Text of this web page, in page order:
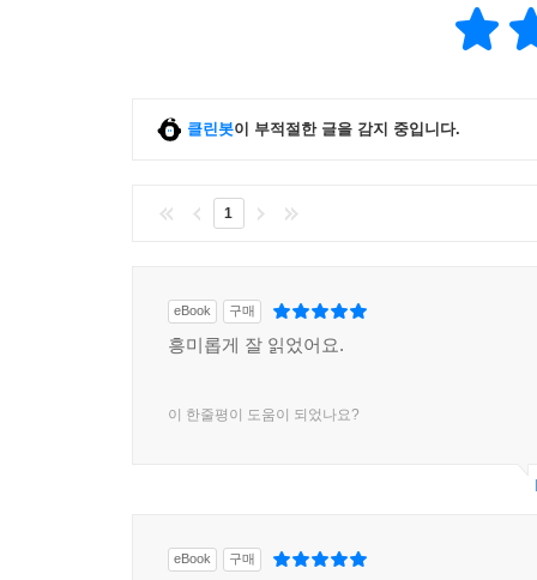
클린봇이 부적절한 글을 감지 중입니다.
1
eBook 구매
흥미롭게 잘 읽었어요.
이 한줄평이 도움이 되었나요?
eBook 구매